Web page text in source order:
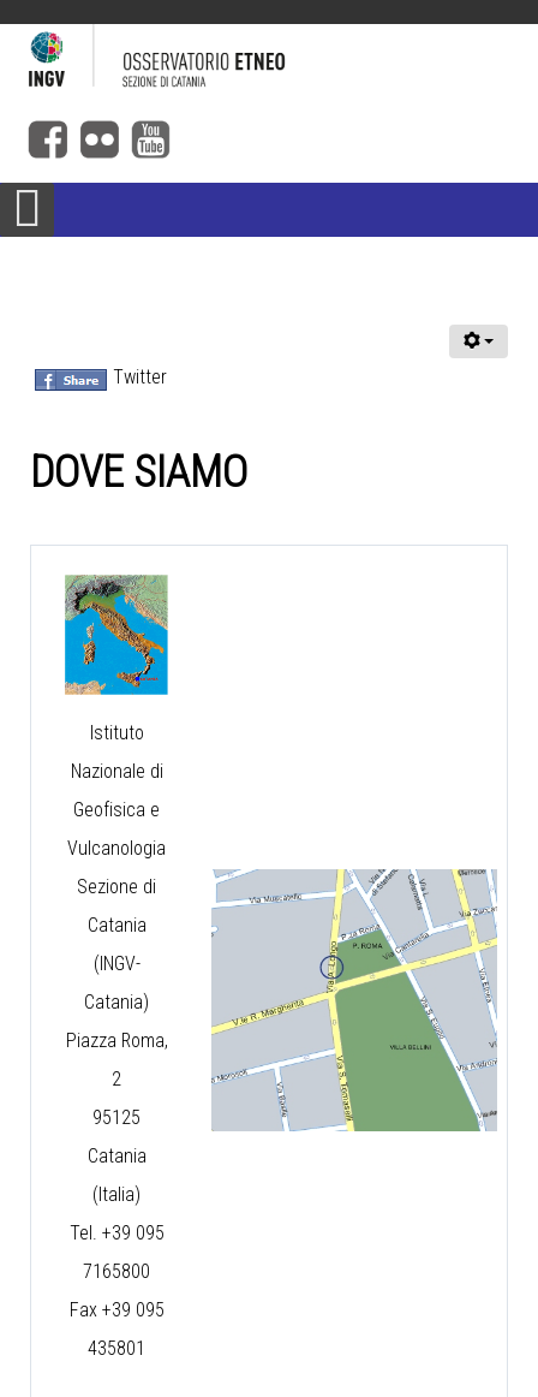
Twitter
DOVE SIAMO
Istituto
Nazionale di
Geofisica e
Vulcanologia
Sezione di
Catania
(INGV-
Catania)
Piazza Roma,
2
95125
Catania
(Italia)
Tel. +39 095
7165800
Fax +39 095
435801